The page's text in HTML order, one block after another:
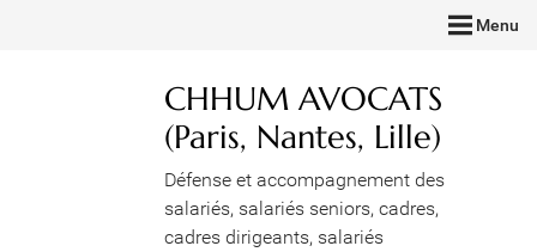
Menu
CHHUM AVOCATS
(Paris, Nantes, Lille)
Défense et accompagnement des
salariés, salariés seniors, cadres,
cadres dirigeants, salariés